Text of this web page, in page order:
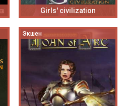
Girls' civilization
Экшен